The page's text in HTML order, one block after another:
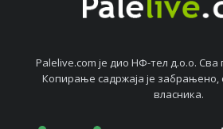
Palelive.com јe дио НФ-тeл д.о.о.
Копирањe садржаја јe
власника.